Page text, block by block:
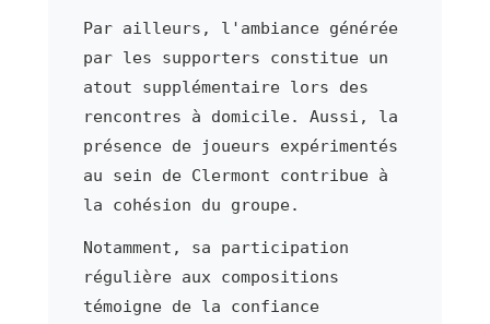
Par ailleurs, l'ambiance générée
par les supporters constitue un
atout supplémentaire lors des
rencontres à domicile. Aussi, la
présence de joueurs expérimentés
au sein de Clermont contribue à
la cohésion du groupe.
Notamment, sa participation
régulière aux compositions
témoigne de la confiance